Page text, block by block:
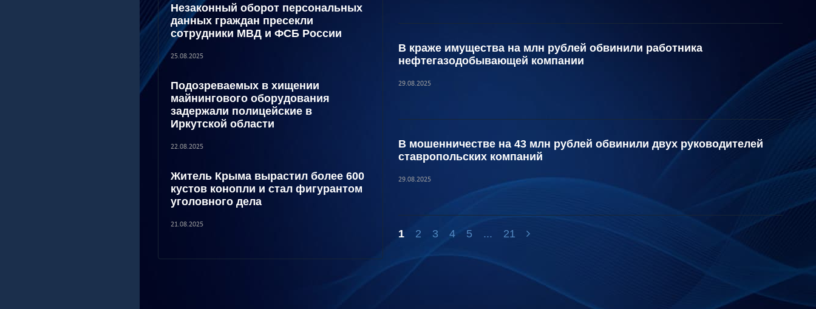
Незаконный оборот персональных
данных граждан пресекли
сотрудники МВД и ФСБ России
25.08.2025
Подозреваемых в хищении
майнингового оборудования
задержали полицейские в
Иркутской области
22.08.2025
Житель Крыма вырастил более 600
кустов конопли и стал фигурантом
уголовного дела
21.08.2025
В краже имущества на млн рублей обвинили работника
нефтегазодобывающей компании
29.08.2025
В мошенничестве на 43 млн рублей обвинили двух руководителей
ставропольских компаний
29.08.2025
1 2 3 4 5 ... 21